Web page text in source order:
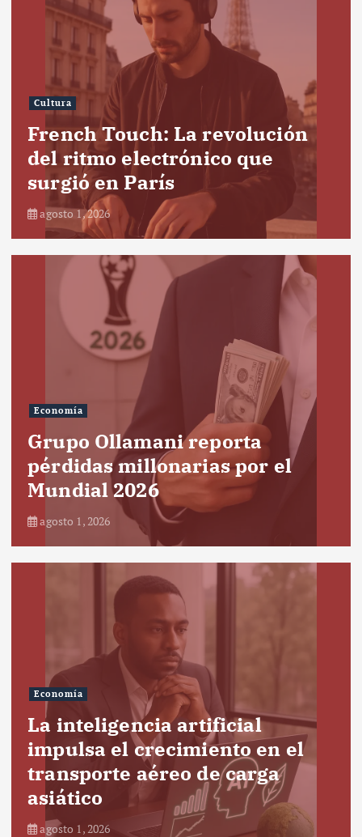
Cultura
French Touch: La revolución
del ritmo electrónico que
surgió en París
agosto 1, 2026
Economía
Grupo Ollamani reporta
pérdidas millonarias por el
Mundial 2026
agosto 1, 2026
Economía
La inteligencia artificial
impulsa el crecimiento en el
transporte aéreo de carga
asiático
agosto 1, 2026